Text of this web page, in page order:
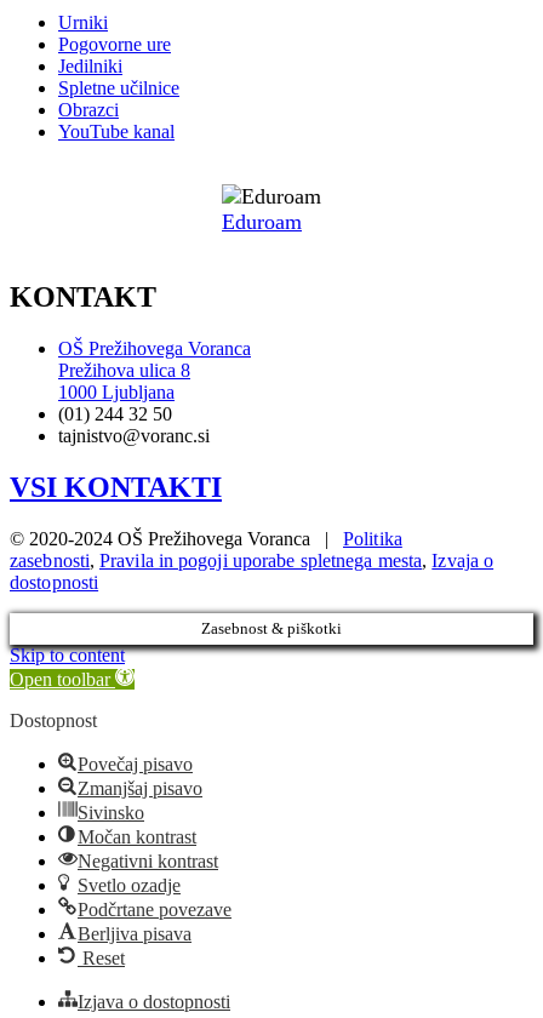
Urniki
Pogovorne ure
Jedilniki
Spletne učilnice
Obrazci
YouTube kanal
Eduroam
KONTAKT
OŠ Prežihovega Voranca
Prežihova ulica 8
1000 Ljubljana
(01) 244 32 50
tajnistvo@voranc.si
VSI KONTAKTI
© 2020-2024 OŠ Prežihovega Voranca | Politika
zasebnosti, Pravila in pogoji uporabe spletnega mesta,Izvaja o
dostopnosti
Zasebnost & piškotki
Skip to content
Open toolbar
Dostopnost
Povečaj pisavo
Zmanjšaj pisavo
Sivinsko
Močan kontrast
Negativni kontrast
Svetlo ozadje
Podčrtane povezave
Berljiva pisava
Reset
Izjava o dostopnosti